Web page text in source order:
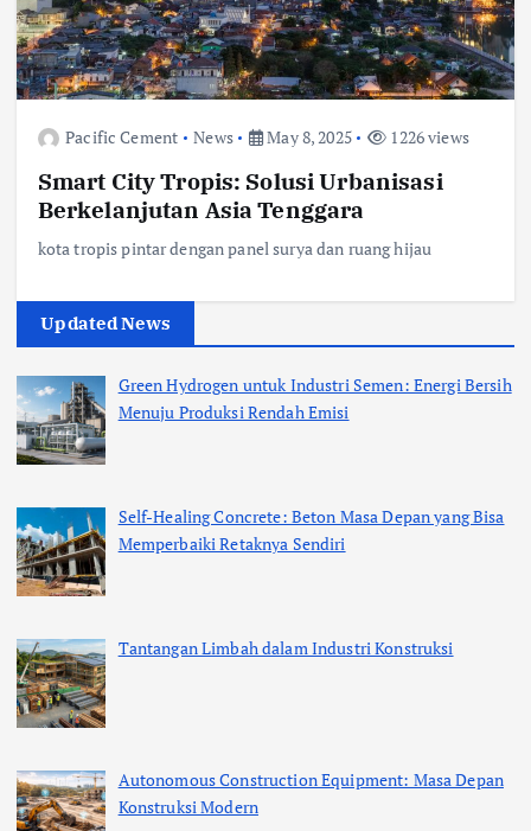
Pacific Cement News May 8, 2025 1226 views
Smart City Tropis: Solusi Urbanisasi
Berkelanjutan Asia Tenggara
kota tropis pintar dengan panel surya dan ruang hijau
Updated News
Green Hydrogen untuk Industri Semen: Energi Bersih
Menuju Produksi Rendah Emisi
Self-Healing Concrete: Beton Masa Depan yang Bisa
Memperbaiki Retaknya Sendiri
Tantangan Limbah dalam Industri Konstruksi
Autonomous Construction Equipment: Masa Depan
Konstruksi Modern